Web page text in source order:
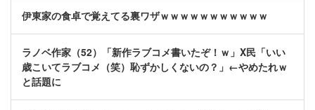
伊東家の食卓で覚えてる裏ワザｗｗｗｗｗｗｗｗｗｗｗ
ラノベ作家（52）「新作ラブコメ書いたぞ！ｗ」X民「いい
歳こいてラブコメ（笑）恥ずかしくないの？」←やめたれｗ
と話題に